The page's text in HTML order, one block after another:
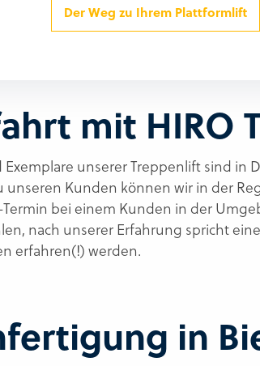
Der Weg zu Ihrem Plattformlift
mit HIRO
Exemplare unserer Treppenlift sind in
unseren Kunden können wir in der
bei einem Kunden in der
nach unserer Erfahrung spricht
erfahren(!) werden.
in